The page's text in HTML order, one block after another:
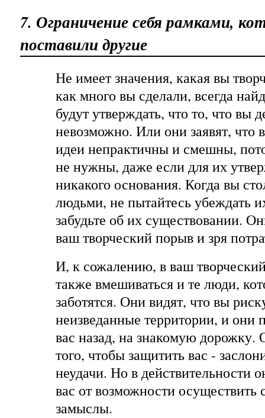
7. Ограничение себя рамками,
поставили другие
Не имеет значения, какая вы
как много вы сделали, всегда
будут утверждать, что то, что вы
невозможно. Или они заявят, что
идеи непрактичны и смешны,
не нужны, даже если для их
никакого основания. Когда вы
людьми, не пытайтесь убеждать
забудьте об их существовании.
ваш творческий порыв и зря
И, к сожалению, в ваш
также вмешиваться и те люди,
заботятся. Они видят, что вы
неизведанные территории, и они
вас назад, на знакомую дорожку.
того, чтобы защитить вас -
неудачи. Но в действительности
вас от возможности осуществить
замыслы.